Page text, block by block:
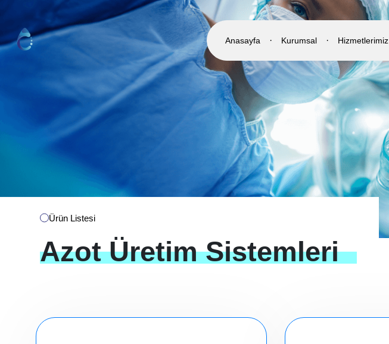
Anasayfa Kurumsal Hizmetlerimiz
Ürün Listesi
Azot Üretim Sistemleri